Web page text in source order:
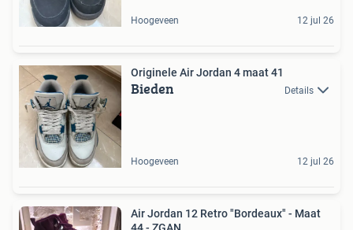
Hoogeveen 12 jul 26
Originele Air Jordan 4 maat 41
Bieden Details
Hoogeveen 12 jul 26
Air Jordan 12 Retro "Bordeaux" - Maat
44 - ZGAN